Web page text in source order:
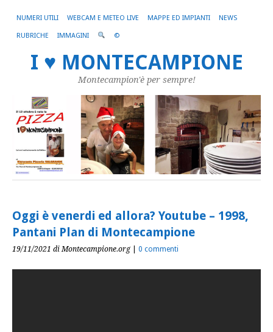
NUMERI UTILI WEBCAM E METEO LIVE MAPPE ED IMPIANTI NEWS
RUBRICHE IMMAGINI ©
I ♥ MONTECAMPIONE
Montecampion'è per sempre!
Oggi è venerdi ed allora? Youtube – 1998,
Pantani Plan di Montecampione
19/11/2021 di Montecampione.org| 0 commenti